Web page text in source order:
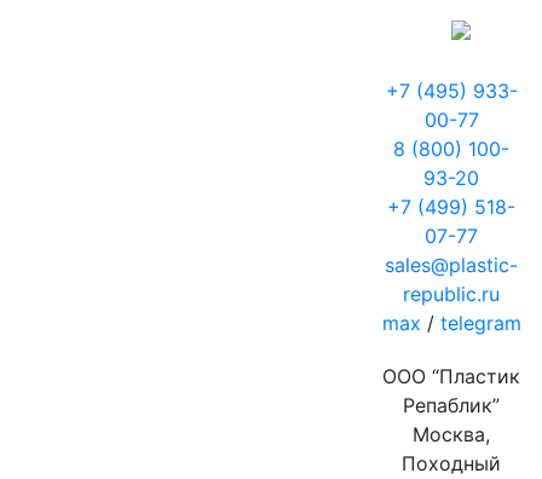
+7 (495) 933-
00-77
8 (800) 100-
93-20
+7 (499) 518-
07-77
sales@plastic-
republic.ru
max / telegram
ООО “Пластик
Репаблик”
Москва,
Походный